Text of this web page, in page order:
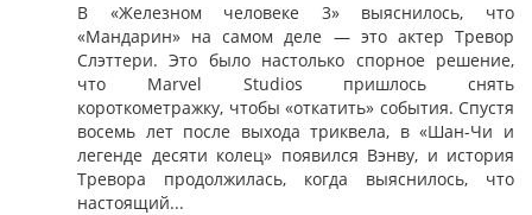
В «Железном человеке 3» выяснилось, что
«Мандарин» на самом деле — это актер Тревор
Слэттери. Это было настолько спорное решение,
что Marvel Studios пришлось снять
короткометражку, чтобы «откатить» события. Спустя
восемь лет после выхода триквела, в «Шан-Чи и
легенде десяти колец» появился Вэнву, и история
Тревора продолжилась, когда выяснилось, что
настоящий...